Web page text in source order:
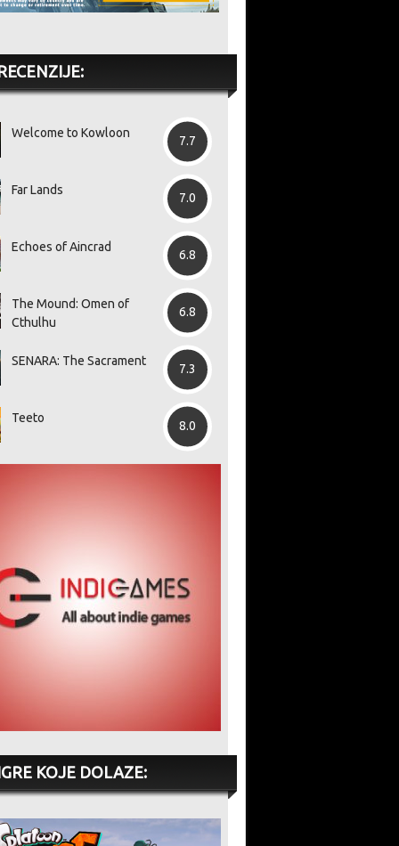
Welcome to Kowloon
7.7
Far Lands
7.0
Echoes of Aincrad
6.8
The Mound: Omen of
Cthulhu
6.8
SENARA: The Sacrament
7.3
Teeto
8.0
KOJE DOLAZE: